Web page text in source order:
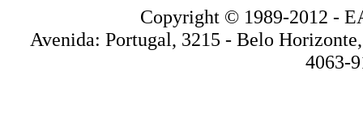
Copyright © 1989-2012 -
Avenida: Portugal, 3215 - Belo
4063-